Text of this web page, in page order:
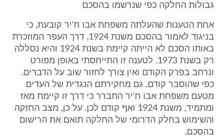
גבולות החלקה כפי שנרשמו בהסכם
אחת הטענות שהעלתה משפחת אבו ח'יר קובעת, כי
בניגוד לאמור בהסכם משנת 1924, דרך העפר המוזכרת
באותו הסכם לא הייתה קיימת בשנת 1924 והיא נסללה
רק בשנת 1973. לטענה זו התייחסתי באופן מפורט
ונרחב בפרק הקודם ואין צורך לחזור שוב על הדברים.
כפי שהוסבר קודם, גם מחקירתם הנגדית של העדים
מטעם משפחת אבו ח'יר התברר כי דרך זו קיימת מאז
ומתמיד, משנת 1924 ואף קודם לכן. על כן, מצב החזקה
והשימוש בחלק הדרומי של החלקה תואם את הרישום
בהסכם.